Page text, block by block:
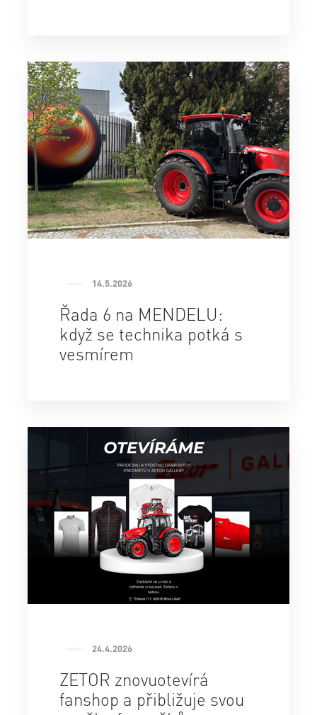
14.5.2026
Řada 6 na MENDELU:
když se technika potká s
vesmírem
24.4.2026
ZETOR znovuotevírá
fanshop a přibližuje svou